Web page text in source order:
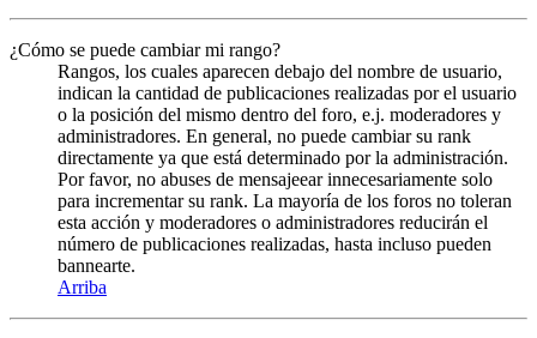
¿Cómo se puede cambiar mi rango?
Rangos, los cuales aparecen debajo del nombre de usuario,
indican la cantidad de publicaciones realizadas por el usuario
o la posición del mismo dentro del foro, e.j. moderadores y
administradores. En general, no puede cambiar su rank
directamente ya que está determinado por la administración.
Por favor, no abuses de mensajeear innecesariamente solo
para incrementar su rank. La mayoría de los foros no toleran
esta acción y moderadores o administradores reducirán el
número de publicaciones realizadas, hasta incluso pueden
bannearte.
Arriba